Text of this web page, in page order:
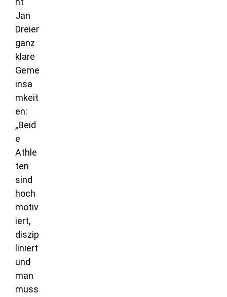
Jan
Dreier
ganz
klare
Geme
insa
mkeit
en:
„Beid
e
Athle
ten
sind
hoch
motiv
iert,
diszip
liniert
und
man
muss